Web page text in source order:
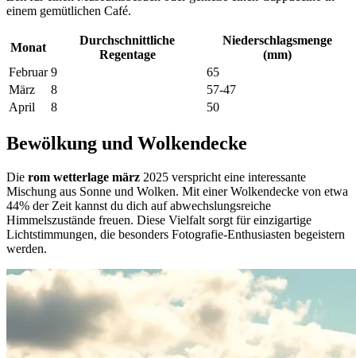
einem gemütlichen Café.
Monat
Durchschnittliche
Regentage
Niederschlagsmenge
(mm)
Februar 9
65
März
8
57-47
April
8 50
Bewölkung und Wolkendecke
Die rom wetterlage märz 2025 verspricht eine interessante
Mischung aus Sonne und Wolken. Mit einer Wolkendecke von etwa
44% der Zeit kannst du dich auf abwechslungsreiche
Himmelszustände freuen. Diese Vielfalt sorgt für einzigartige
Lichtstimmungen, die besonders Fotografie-Enthusiasten begeistern
werden.